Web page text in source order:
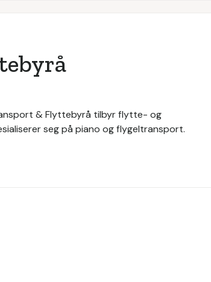
& Flyttebyrå tilbyr flytte- og
seg på piano og flygeltransport.